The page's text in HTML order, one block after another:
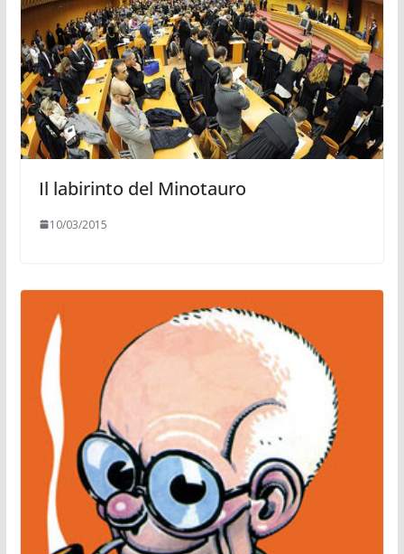
Il labirinto del Minotauro
10/03/2015